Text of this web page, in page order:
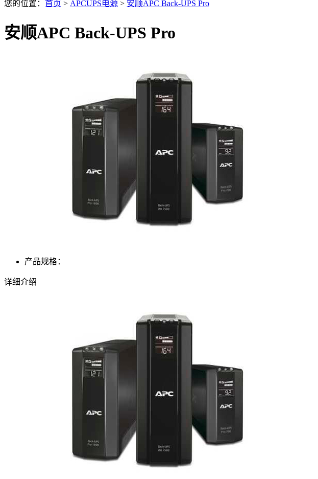
您的位置： 首页 > APCUPS电源 > 安顺APC Back-UPS Pro
安顺APC Back-UPS Pro
产品规格：
详细介绍